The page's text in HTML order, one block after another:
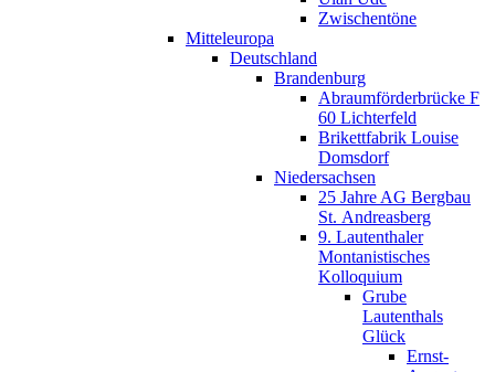
Zwischentöne
Mitteleuropa
Deutschland
Brandenburg
Abraumförderbrücke F
60 Lichterfeld
Brikettfabrik Louise
Domsdorf
Niedersachsen
25 Jahre AG Bergbau
St. Andreasberg
9. Lautenthaler
Montanistisches
Kolloquium
Grube
Lautenthals
Glück
Ernst-